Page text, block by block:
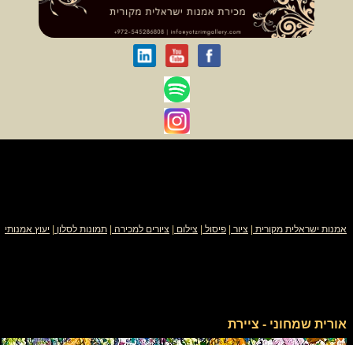
אמנות ישראלית מקורית ציור פיסול צילום ציורים למכירה תמונות לסלון יעוץ אמנותי
אורית שמחוני - ציירת